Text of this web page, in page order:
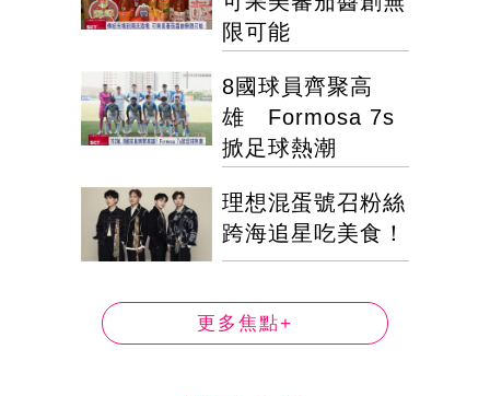
限可能
8國球員齊聚高
雄 Formosa 7s
掀足球熱潮
理想混蛋號召粉絲
跨海追星吃美食！
更多焦點+